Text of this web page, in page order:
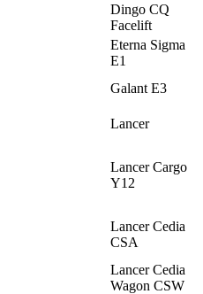
Dingo CQ
Facelift
Eterna Sigma
E1
Galant E3
Lancer
Lancer Cargo
Y12
Lancer Cedia
CSA
Lancer Cedia
Wagon CSW